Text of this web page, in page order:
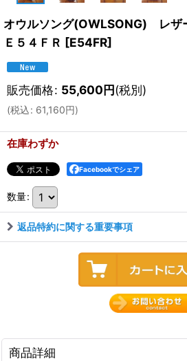
オウルソング(OWLSONG) レザ
Ｅ５４ＦＲ [E54FR]
販売価格: 55,600円(税別)
(税込: 61,160円)
在庫わずか
Facebookでシェア
数量:
返品特約に関する重要事項
商品詳細